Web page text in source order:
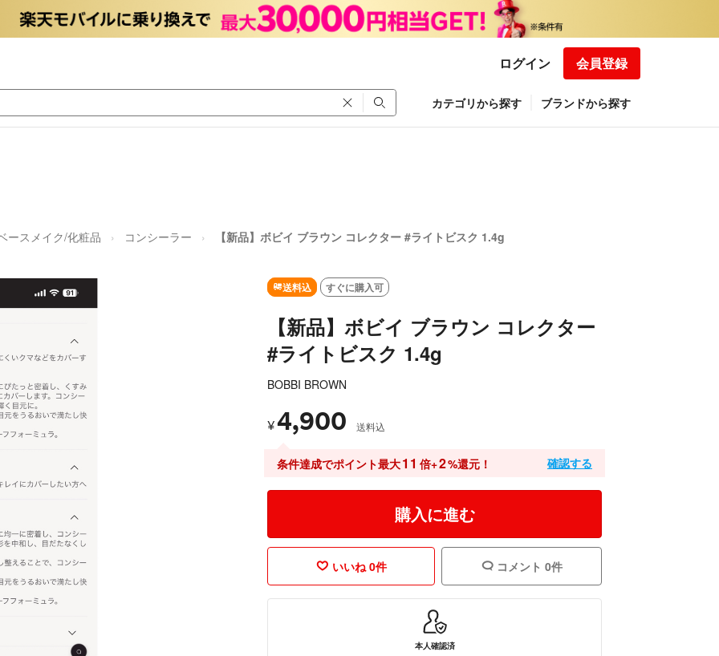
ログイン 会員登録
カテゴリから探す ブランドから探す
ースメイク/化粧品 コンシーラー 【新品】ボビイ ブラウン コレクター #ライトビスク 1.4g
送料込 すぐに購入可
【新品】ボビイ ブラウン コレクター
#ライトビスク 1.4g
BOBBI BROWN
¥4,900 送料込
条件達成でポイント最大11 倍+2%還元！ 確認する
購入に進む
いいね 0件 コメント 0件
本人確認済